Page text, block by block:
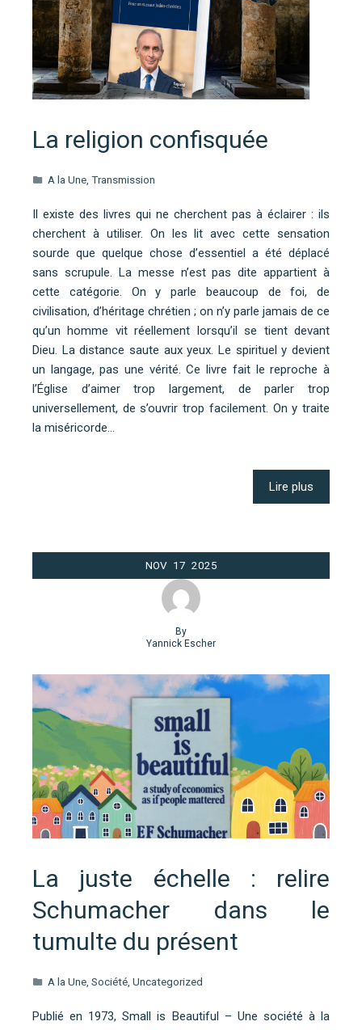
La religion confisquée
A la Une Transmission
Il existe des livres qui ne cherchent pas à éclairer : ils
cherchent à utiliser. On les lit avec cette sensation
sourde que quelque chose d’essentiel a été déplacé
sans scrupule. La messe n’est pas dite appartient à
cette catégorie. On y parle beaucoup de foi, de
civilisation, d’héritage chrétien ; on n’y parle jamais de ce
qu’un homme vit réellement lorsqu’il se tient devant
Dieu. La distance saute aux yeux. Le spirituel y devient
un langage, pas une vérité. Ce livre fait le reproche à
l’Église d’aimer trop largement, de parler trop
universellement, de s’ouvrir trop facilement. On y traite
la miséricorde…
Lire plus
NOV 17 2025
By
Yannick Escher
La juste échelle : relire
Schumacher dans le
tumulte du présent
A la Une Société Uncategorized
Publié en 1973, Small is Beautiful – Une société à la